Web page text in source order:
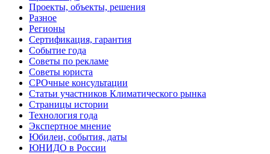
Проекты, объекты, решения
Разное
Регионы
Сертификация, гарантия
Событие года
Советы по рекламе
Советы юриста
СРОчные консультации
Статьи участников Климатического рынка
Страницы истории
Технология года
Экспертное мнение
Юбилеи, события, даты
ЮНИДО в России